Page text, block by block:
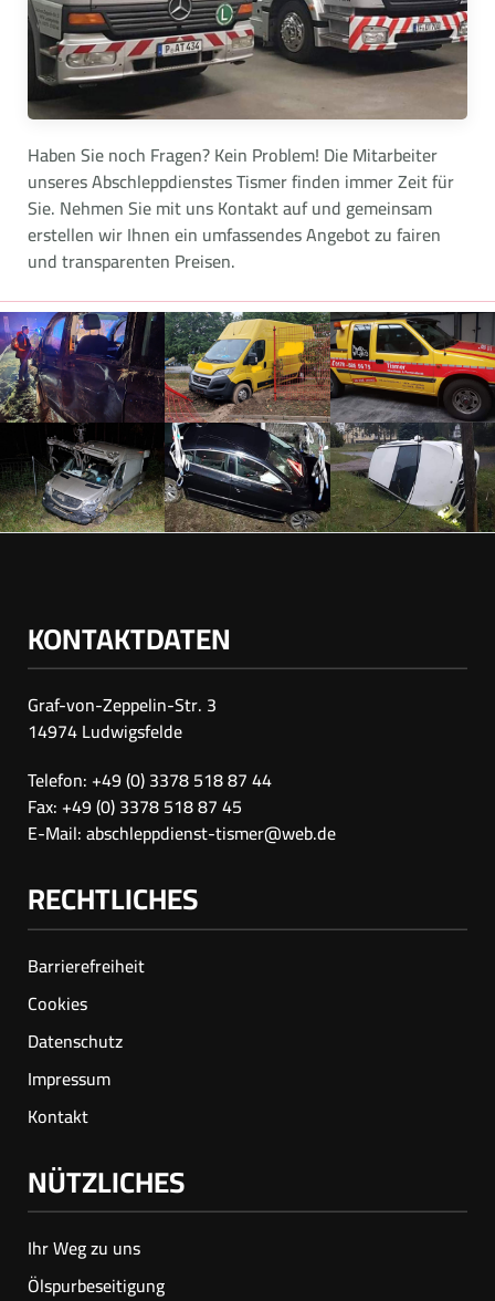
Haben Sie noch Fragen? Kein Problem! Die Mitarbeiter
unseres Abschleppdienstes Tismer finden immer Zeit für
Sie. Nehmen Sie mit uns Kontakt auf und gemeinsam
erstellen wir Ihnen ein umfassendes Angebot zu fairen
und transparenten Preisen.
KONTAKTDATEN
Graf-von-Zeppelin-Str. 3
14974 Ludwigsfelde
Telefon: +49 (0) 3378 518 87 44
Fax: +49 (0) 3378 518 87 45
E-Mail:abschleppdienst-tismer@web.de
RECHTLICHES
Barrierefreiheit
Cookies
Datenschutz
Impressum
Kontakt
NÜTZLICHES
Ihr Weg zu uns
Ölspur­beseitigung